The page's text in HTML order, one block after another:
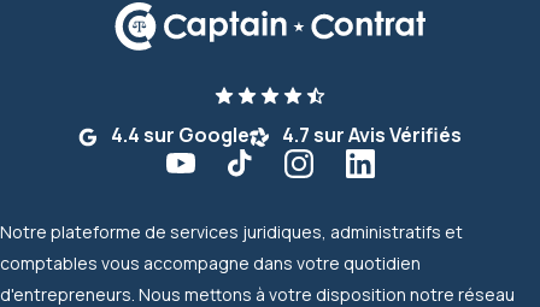
4.4 sur Google 4.7 sur Avis Vérifiés
Notre plateforme de services juridiques, administratifs et
comptables vous accompagne dans votre quotidien
d'entrepreneurs. Nous mettons à votre disposition notre réseau